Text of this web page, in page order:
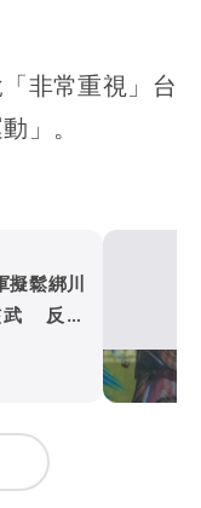
非常重視」台
」。
擬鬆綁川
武 反對